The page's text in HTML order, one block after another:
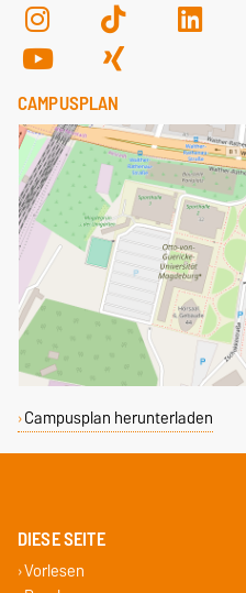
CAMPUSPLAN
Campusplan herunterladen
DIESE SEITE
Vorlesen